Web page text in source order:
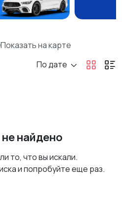
на карте
По дате
найдено
то, что вы искали.
и попробуйте еще раз.